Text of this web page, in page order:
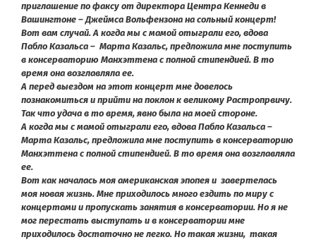
приглашение по факсу от директора Центра Кеннеди в
Вашингтоне – Джеймса Вольфензона на сольный концерт!
Вот вам случай. А когда мы с мамой отыграли его, вдова
Пабло Казальса – Марта Казальс, предложила мне поступить
в консерваторию Манхэттена с полной стипендией. В то
время она возглавляла ее.
А перед выездом на этот концерт мне довелось
познакомиться и прийти на поклон к великому Растропрвичу.
Так что удача в то время, явно была на моей стороне.
А когда мы с мамой отыграли его, вдова Пабло Казальса –
Марта Казальс, предложила мне поступить в консерваторию
Манхэттена с полной стипендией. В то время она возглавляла
ее.
Вот как началась моя американская эпопея и завертелась
моя новая жизнь. Мне приходилось много ездить по миру с
концертами и пропускать занятия в консерватории. Но я не
мог перестать выступать и в консерватории мне
приходилось достаточно не легко. Но такая жизни, такая